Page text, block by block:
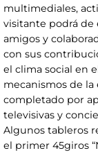
multimediales,
visitante podrá de
amigos y
con sus
el clima social en
mecanismos de la
completado por
televisivas y
Algunos tableros
el primer 45giros